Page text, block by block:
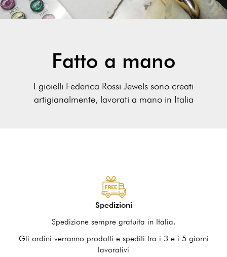
Fatto a mano
I gioielli Federica Rossi Jewels sono creati
artigianalmente, lavorati a mano in Italia
Spedizioni
Spedizione sempre gratuita in Italia.
Gli ordini verranno prodotti e spediti tra i 3 e i 5 giorni
lavorativi